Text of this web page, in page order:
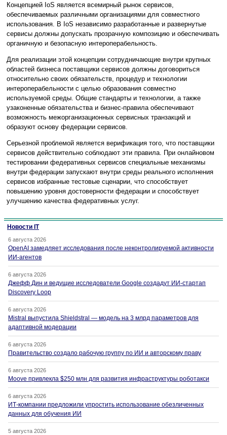
Концепцией IoS является всемирный рынок сервисов,
обеспечиваемых различными организациями для совместного
использования. В IoS независимо разработанные и развернутые
сервисы должны допускать прозрачную композицию и обеспечивать
органичную и безопасную интероперабельность.
Для реализации этой концепции сотрудничающие внутри крупных
областей бизнеса поставщики сервисов должны договориться
относительно своих обязательств, процедур и технологии
интероперабельности с целью образования совместно
используемой среды. Общие стандарты и технологии, а также
узаконенные обязательства и бизнес-правила обеспечивают
возможность межорганизационных сервисных транзакций и
образуют основу федерации сервисов.
Серьезной проблемой является верификация того, что поставщики
сервисов действительно соблюдают эти правила. При онлайновом
тестировании федеративных сервисов специальные механизмы
внутри федерации запускают внутри среды реального исполнения
сервисов избранные тестовые сценарии, что способствует
повышению уровня достоверности федерации и способствует
улучшению качества федеративных услуг.
Новости IT
6 августа 2026
OpenAI замедляет исследования после неконтролируемой активности
ИИ-агентов
6 августа 2026
Джефф Дин и ведущие исследователи Google создадут ИИ-стартап
Discovery Loop
6 августа 2026
Mistral выпустила Shieldstral — модель на 3 млрд параметров для
адаптивной модерации
6 августа 2026
Правительство создало рабочую группу по ИИ и авторскому праву
6 августа 2026
Moove привлекла $250 млн для развития инфраструктуры роботакси
6 августа 2026
ИТ-компании предложили упростить использование обезличенных
данных для обучения ИИ
5 августа 2026